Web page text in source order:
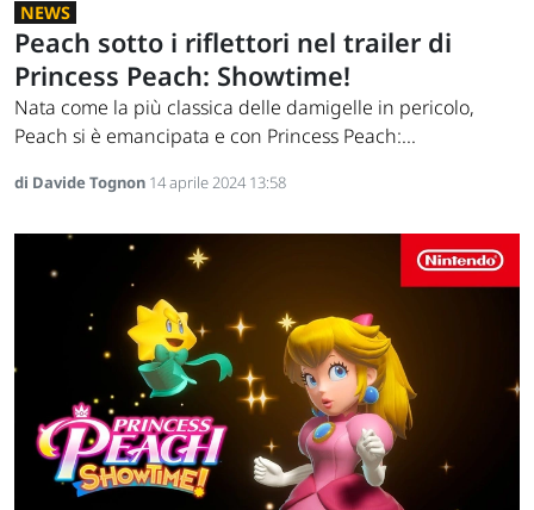
NEWS
Peach sotto i riflettori nel trailer di
Princess Peach: Showtime!
Nata come la più classica delle damigelle in pericolo,
Peach si è emancipata e con Princess Peach:...
di Davide Tognon 14 aprile 2024 13:58